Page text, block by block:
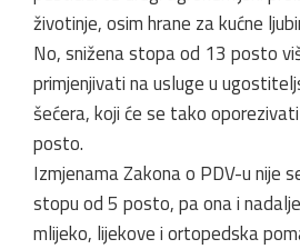
životinje, osim hrane za kućne
No, snižena stopa od 13 posto
primjenjivati na usluge u
šećera, koji će se tako
posto.
Izmjenama Zakona o PDV-u nije
stopu od 5 posto, pa ona i
mlijeko, lijekove i ortopedska